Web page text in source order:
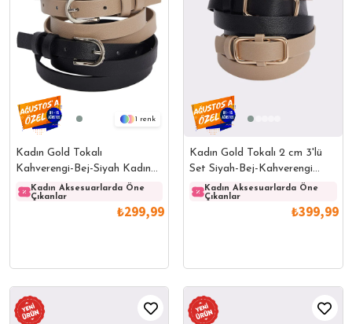
1
Kadın Gold Tokalı
Kahverengi-Bej-Siyah Kadın
Kemer
Kadın Aksesuarlarda Öne
Çıkanlar
Kadın Aksesuarlarda Öne
Çıkanlar
₺299,99
Kadın Gold Tokalı 2 cm 3'lü
Set Siyah-Bej-Kahverengi
KemerKadın Aksesuarlarda Öne
Çıkanlar
₺399,99